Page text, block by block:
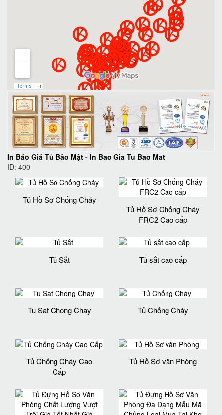
In Báo Giá Tủ Bảo Mật - In Bao Gia Tu Bao Mat
ID: 400
Tủ Hồ Sơ Chống Cháy
Tủ Hồ Sơ Chống Cháy
FRC2 Cao cấp
Tủ Sắt Tủ sắt cao cấp
Tu Sat Chong Chay Tủ Chống Cháy
Tủ Chống Cháy Cao
Cấp
Tủ Hồ Sơ văn Phòng